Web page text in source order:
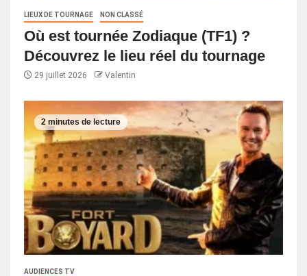
LIEUX DE TOURNAGE NON CLASSÉ
Où est tournée Zodiaque (TF1) ?
Découvrez le lieu réel du tournage
29 juillet 2026 Valentin
2 minutes de lecture
AUDIENCES TV